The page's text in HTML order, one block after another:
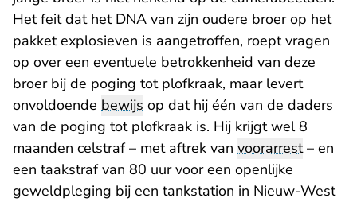
Het feit dat het DNA van zijn oudere broer op het
pakket explosieven is aangetroffen, roept vragen
op over een eventuele betrokkenheid van deze
broer bij de poging tot plofkraak, maar levert
onvoldoende bewijs op dat hij één van de daders
van de poging tot plofkraak is. Hij krijgt wel 8
maanden celstraf – met aftrek van voorarrest– en
een taakstraf van 80 uur voor een openlijke
geweldpleging bij een tankstation in Nieuw-West